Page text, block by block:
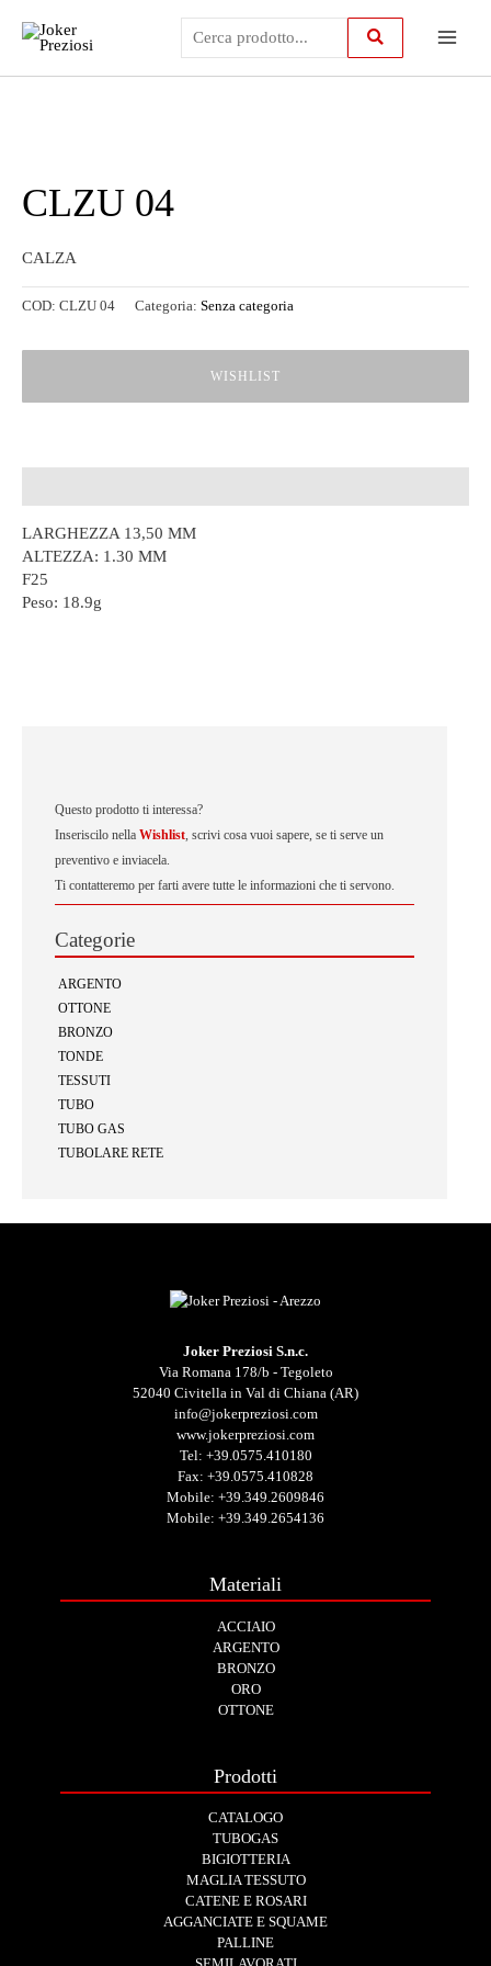
contenuto
Questo prodotto ti interessa?
Inseriscilo nella Wishlist, scrivi cosa vuoi sapere, se ti serve un
preventivo e inviacela.
Ti contatteremo per farti avere tutte le informazioni che ti servono.
Categorie
ARGENTO
OTTONE
BRONZO
TONDE
TESSUTI
TUBO
TUBO GAS
TUBOLARE RETE
CLZU 04
CALZA
COD: CLZU 04 Categoria: Senza categoria
WISHLIST
LARGHEZZA 13,50 MM
ALTEZZA: 1.30 MM
F25
Peso: 18.9g
Joker Preziosi S.n.c.
Via Romana 178/b - Tegoleto
52040 Civitella in Val di Chiana (AR)
info@jokerpreziosi.com
www.jokerpreziosi.com
Tel: +39.0575.410180
Fax: +39.0575.410828
Mobile: +39.349.2609846
Mobile: +39.349.2654136
Materiali
ACCIAIO
ARGENTO
BRONZO
ORO
OTTONE
Prodotti
CATALOGO
TUBOGAS
BIGIOTTERIA
MAGLIA TESSUTO
CATENE E ROSARI
AGGANCIATE E SQUAME
PALLINE